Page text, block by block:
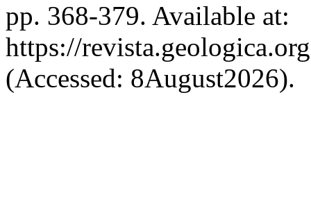
pp. 368-379. Available at:
https://
(Accessed: 8August2026).